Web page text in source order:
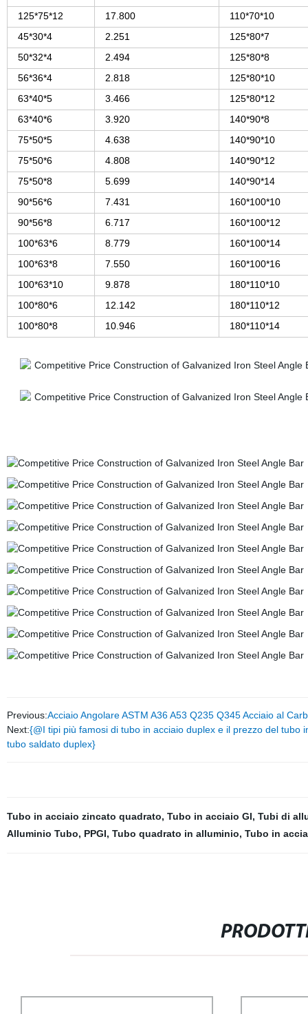
125*75*12
17.800
110*70*10
45*30*4
2.251
125*80*7
50*32*4
2.494
125*80*8
56*36*4
2.818
125*80*10
63*40*5
3.466
125*80*12
63*40*6
3.920
140*90*8
75*50*5
4.638
140*90*10
75*50*6
4.808
140*90*12
75*50*8
5.699
140*90*14
90*56*6
7.431
160*100*10
90*56*8
6.717
160*100*12
100*63*6
8.779
160*100*14
100*63*8
7.550
160*100*16
100*63*10
9.878
180*110*10
100*80*6
12.142
180*110*12
100*80*8
10.946 180*110*14
Previous:Acciaio Angolare ASTM A36 A53 Q235 Q345 Acciaio al
Next:{@I tipi più famosi di tubo in acciaio duplex e il prezzo del
tubo saldato duplex}
Tubo in acciaio zincato quadrato, Tubo in acciaio GI, Tubi di
Alluminio Tubo, PPGI, Tubo quadrato in alluminio, Tubo in